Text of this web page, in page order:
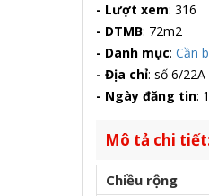
- Lượt xem: 316
- DTMB: 72m2
- Danh mục: Cần
- Địa chỉ: số 6/
- Ngày đăng tin:
Mô tả chi
Chiều rộng